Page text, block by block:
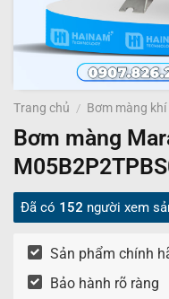
Trang chủ / Bơm màng khí
Bơm màng
Đã có 152 người xem
Sản phẩm chính
Bảo hành rõ ràng